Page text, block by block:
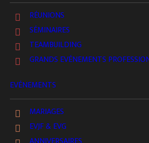
RÉUNIONS
SÉMINAIRES
TEAMBUILDING
GRANDS EVÉNEMENTS
EVÉNEMENTS
MARIAGES
EVJF & EVG